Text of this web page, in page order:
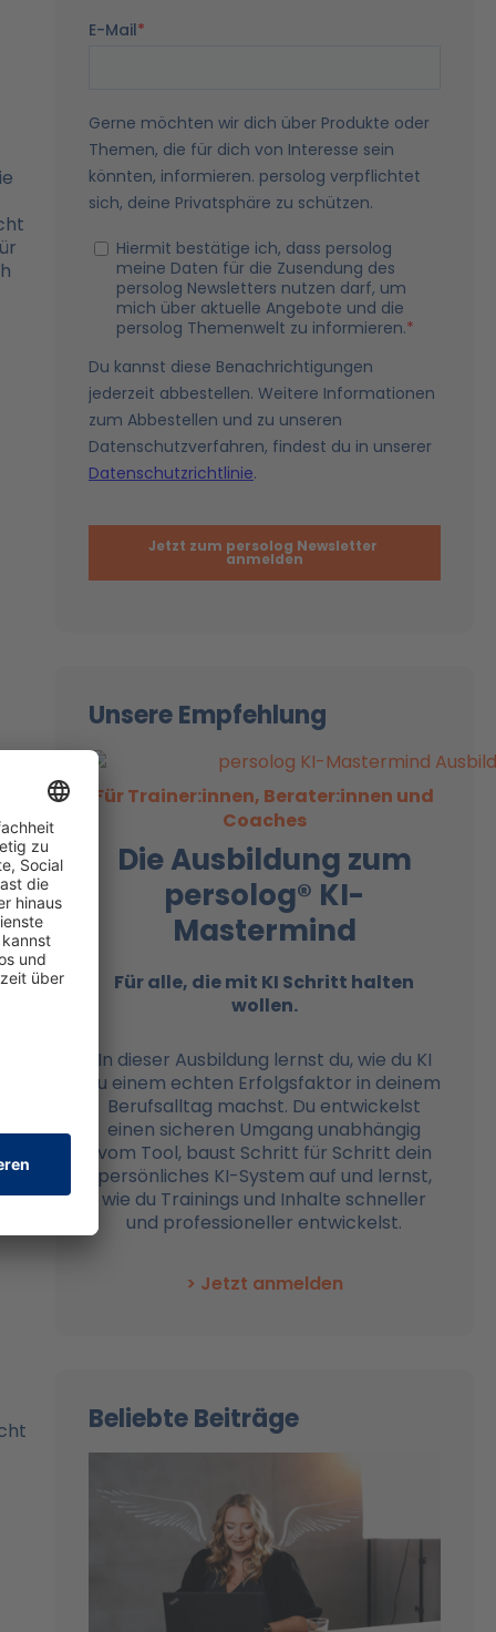
Unsere Empfehlung
Für Trainer:innen, Berater:innen und
Coaches
Die Ausbildung zum
persolog® KI-
Mastermind
Für alle, die mit KI Schritt halten
wollen.
In dieser Ausbildung lernst du, wie du KI
zu einem echten Erfolgsfaktor in deinem
Berufsalltag machst. Du entwickelst
einen sicheren Umgang unabhängig
vom Tool, baust Schritt für Schritt dein
persönliches KI-System auf und lernst,
wie du Trainings und Inhalte schneller
und professioneller entwickelst.
> Jetzt anmelden
Beliebte Beiträge